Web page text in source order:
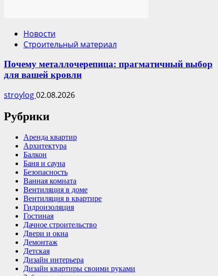
Новости
Строительный материал
Почему металлочерепица: прагматичный выбор
для вашей кровли
stroylog02.08.2026
Рубрики
Аренда квартир
Архитектура
Балкон
Баня и сауна
Безопасность
Ванная комната
Вентиляция в доме
Вентиляция в квартире
Гидроизоляция
Гостиная
Дачное строительство
Двери и окна
Демонтаж
Детская
Дизайн интерьера
Дизайн квартиры своими руками